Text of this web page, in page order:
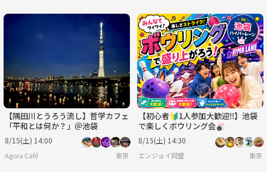
【隅田川とうろう流し】哲学カフェ
「平和とは何か？」＠池袋
8/15(土) 14:00
Agora Café 東京
【初心者🔰1人参加大歓迎‼️】池袋
で楽しくボウリング会🎳
8/15(土) 14:30
エンジョイ同盟 東京